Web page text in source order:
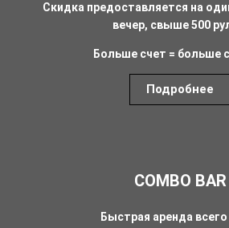
Скидка предоставляется на
вечер, свыше 500
Больше счет = больше
Подробнее
COMBO BAR
Быстрая аренда всего